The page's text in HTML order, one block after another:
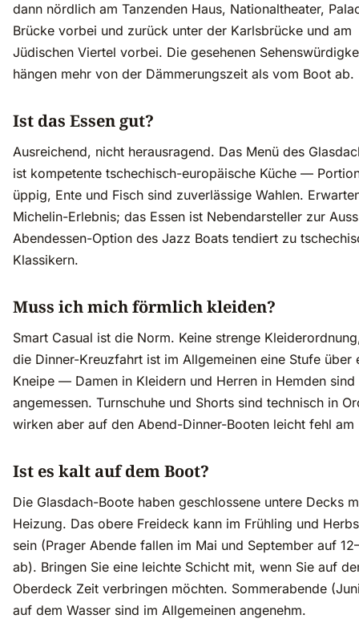
dann nördlich am Tanzenden Haus, Nationaltheater,
Brücke vorbei und zurück unter der Karlsbrücke und am
Jüdischen Viertel vorbei. Die gesehenen
hängen mehr von der Dämmerungszeit als vom Boot ab.
Ist das Essen gut?
Ausreichend, nicht herausragend. Das Menü des
ist kompetente tschechisch-europäische Küche —
üppig, Ente und Fisch sind zuverlässige Wahlen.
Michelin-Erlebnis; das Essen ist Nebendarsteller zur
Abendessen-Option des Jazz Boats tendiert zu
Klassikern.
Muss ich mich förmlich kleiden?
Smart Casual ist die Norm. Keine strenge
die Dinner-Kreuzfahrt ist im Allgemeinen eine Stufe über
Kneipe — Damen in Kleidern und Herren in Hemden sind
angemessen. Turnschuhe und Shorts sind technisch in
wirken aber auf den Abend-Dinner-Booten leicht fehl am
Ist es kalt auf dem Boot?
Die Glasdach-Boote haben geschlossene untere Decks
Heizung. Das obere Freideck kann im Frühling und
sein (Prager Abende fallen im Mai und September auf
ab). Bringen Sie eine leichte Schicht mit, wenn Sie auf
Oberdeck Zeit verbringen möchten. Sommerabende
auf dem Wasser sind im Allgemeinen angenehm.